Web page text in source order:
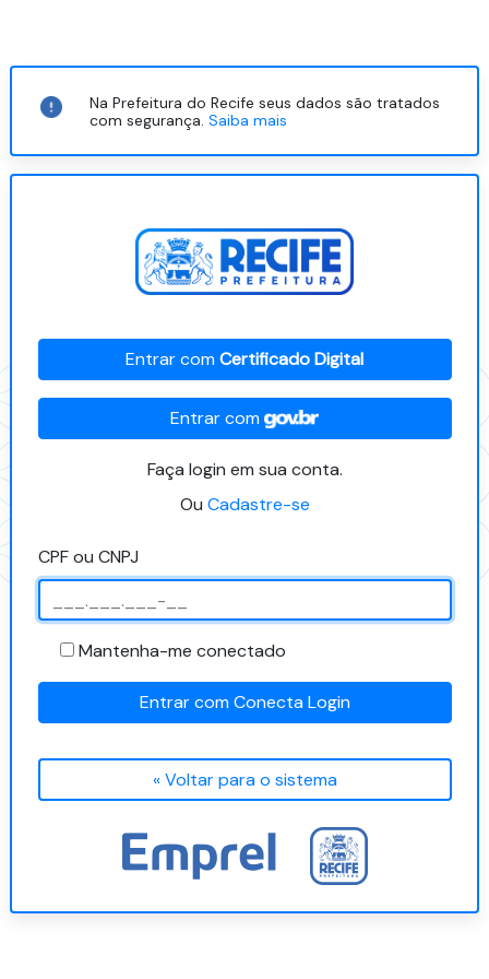
Na Prefeitura do Recife seus dados são tratados
com segurança.Saiba mais
Entrar comCertificado Digital
Entrar com
Faça login em sua conta.
Ou Cadastre-se
CPF ou CNPJ
Mantenha-me conectado
Entrar com Conecta Login
« Voltar para o sistema